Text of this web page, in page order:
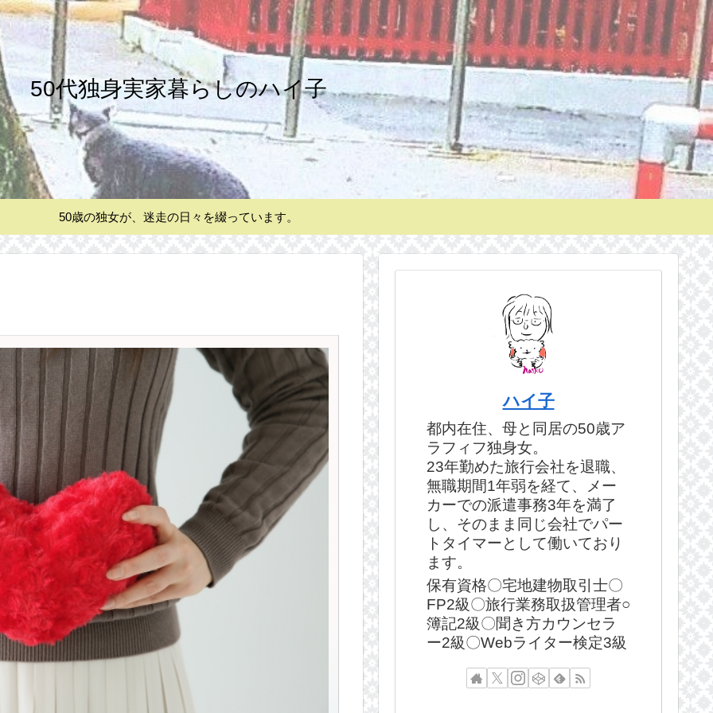
50代独身実家暮らしのハイ子
50歳の独女が、迷走の日々を綴っています。
ハイ子
都内在住、母と同居の50歳ア
ラフィフ独身女。
23年勤めた旅行会社を退職、
無職期間1年弱を経て、メー
カーでの派遣事務3年を満了
し、そのまま同じ会社でパー
トタイマーとして働いており
ます。
保有資格〇宅地建物取引士〇
FP2級〇旅行業務取扱管理者○
簿記2級〇聞き方カウンセラ
ー2級〇Webライター検定3級